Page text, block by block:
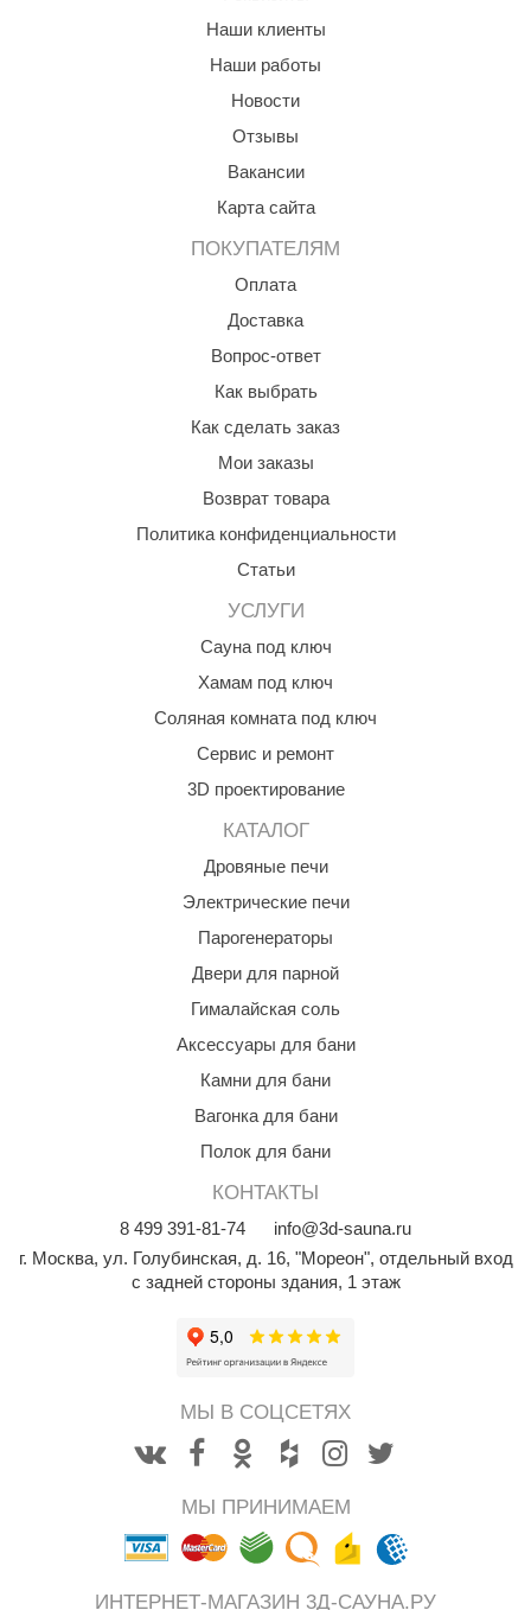
Наши клиенты
Наши работы
Новости
Отзывы
Вакансии
Карта сайта
ПОКУПАТЕЛЯМ
Оплата
Доставка
Вопрос-ответ
Как выбрать
Как сделать заказ
Мои заказы
Возврат товара
Политика конфиденциальности
Статьи
УСЛУГИ
Сауна под ключ
Хамам под ключ
Соляная комната под ключ
Сервис и ремонт
3D проектирование
КАТАЛОГ
Дровяные печи
Электрические печи
Парогенераторы
Двери для парной
Гималайская соль
Аксессуары для бани
Камни для бани
Вагонка для бани
Полок для бани
КОНТАКТЫ
8 499 391-81-74
info@3d-sauna.ru
г. Москва, ул. Голубинская, д. 16, "Мореон", отдельный вход
с задней стороны здания, 1 этаж
МЫ В СОЦСЕТЯХ
МЫ ПРИНИМАЕМ
ИНТЕРНЕТ-МАГАЗИН 3Д-САУНА.РУ